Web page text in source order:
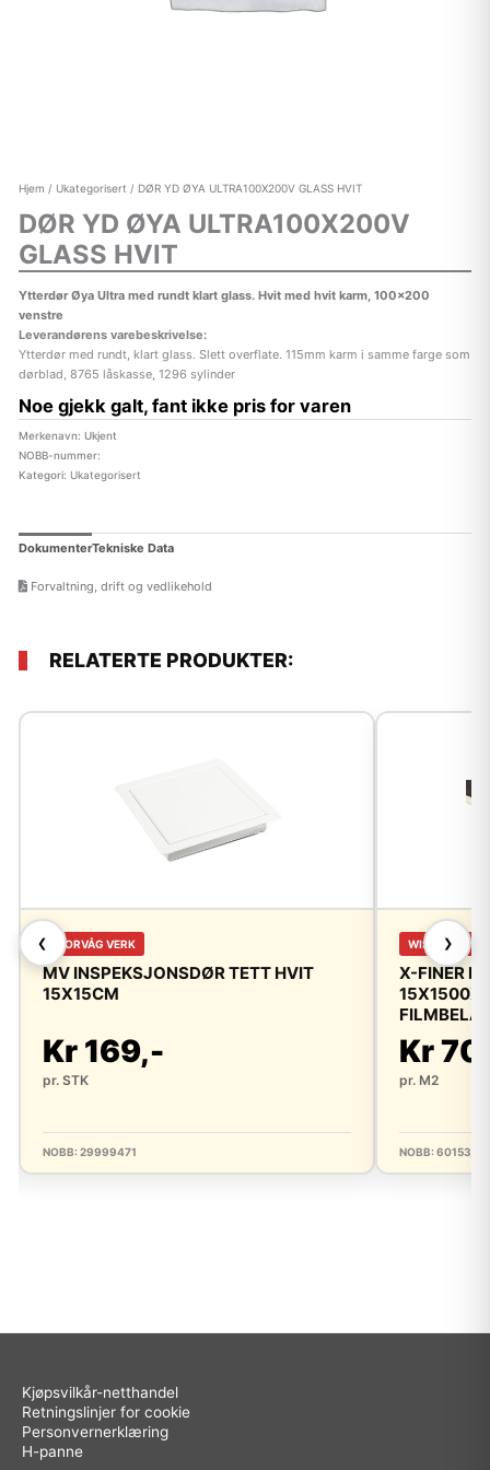
Hjem / Ukategorisert / DØR YD ØYA ULTRA100X200V GLASS HVIT
DØR YD ØYA ULTRA100X200V
GLASS HVIT
Ytterdør Øya Ultra med rundt klart glass. Hvit med hvit karm, 100×200
venstre
Leverandørens varebeskrivelse:
Ytterdør med rundt, klart glass. Slett overflate. 115mm karm i samme farge som
dørblad, 8765 låskasse, 1296 sylinder
Noe gjekk galt, fant ikke pris for varen
Merkenavn: Ukjent
NOBB-nummer:
Kategori: Ukategorisert
DokumenterTekniske Data
Forvaltning, drift og vedlikehold
RELATERTE PRODUKTER:
❮ FLORVÅG VERK
MV INSPEKSJONSDØR TETT HVIT
15X15CM
Kr 169,-
pr. STK
NOBB: 29999471
WISA WIRE
X-FINER
Kr
pr. M2
NOBB:
❯
Kjøpsvilkår-netthandel
Retningslinjer for cookie
Personvernerklæring
H-panne